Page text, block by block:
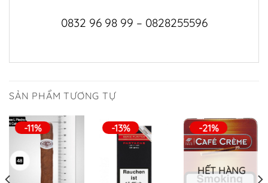
0832 96 98 99 – 0828255596
SẢN PHẨM TƯƠNG TỰ
-11% -13% -21%
HẾT HÀNG